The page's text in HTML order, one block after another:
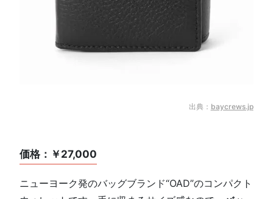
出典： baycrews.jp
価格：￥27,000
ニューヨーク発のバッグブランド“OAD”のコンパクト